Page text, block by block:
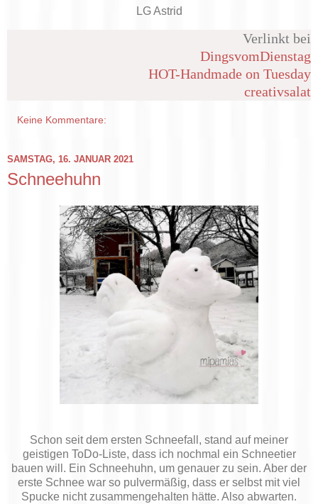
LG Astrid
Verlinkt bei
DingsvomDienstag
HOT-Handmade on Tuesday
creativsalat
Keine Kommentare:
SAMSTAG, 16. JANUAR 2021
Schneehuhn
Schon seit dem ersten Schneefall, stand auf meiner
geistigen ToDo-Liste, dass ich nochmal ein Schneetier
bauen will. Ein Schneehuhn, um genauer zu sein. Aber der
erste Schnee war so pulvermäßig, dass er selbst mit viel
Spucke nicht zusammengehalten hätte. Also abwarten.